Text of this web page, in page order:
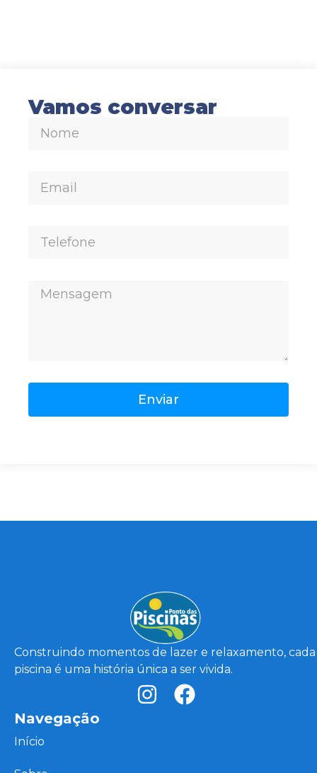
Vamos conversar
Enviar
Construindo momentos de lazer e relaxamento, cada
piscina é uma história única a ser vivida.
Navegação
Início